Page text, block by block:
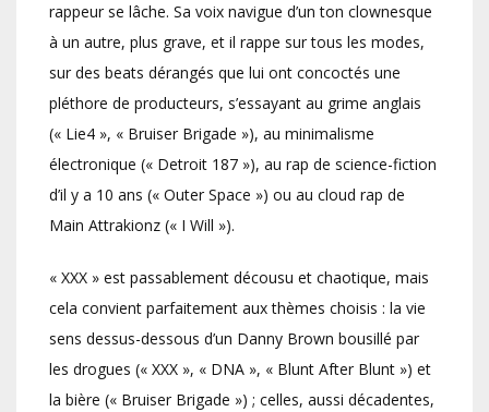
rappeur se lâche. Sa voix navigue d’un ton clownesque
à un autre, plus grave, et il rappe sur tous les modes,
sur des beats dérangés que lui ont concoctés une
pléthore de producteurs, s’essayant au grime anglais
(« Lie4 », « Bruiser Brigade »), au minimalisme
électronique (« Detroit 187 »), au rap de science-fiction
d’il y a 10 ans (« Outer Space ») ou au cloud rap de
Main Attrakionz (« I Will »).
« XXX » est passablement décousu et chaotique, mais
cela convient parfaitement aux thèmes choisis : la vie
sens dessus-dessous d’un Danny Brown bousillé par
les drogues (« XXX », « DNA », « Blunt After Blunt ») et
la bière (« Bruiser Brigade ») ; celles, aussi décadentes,